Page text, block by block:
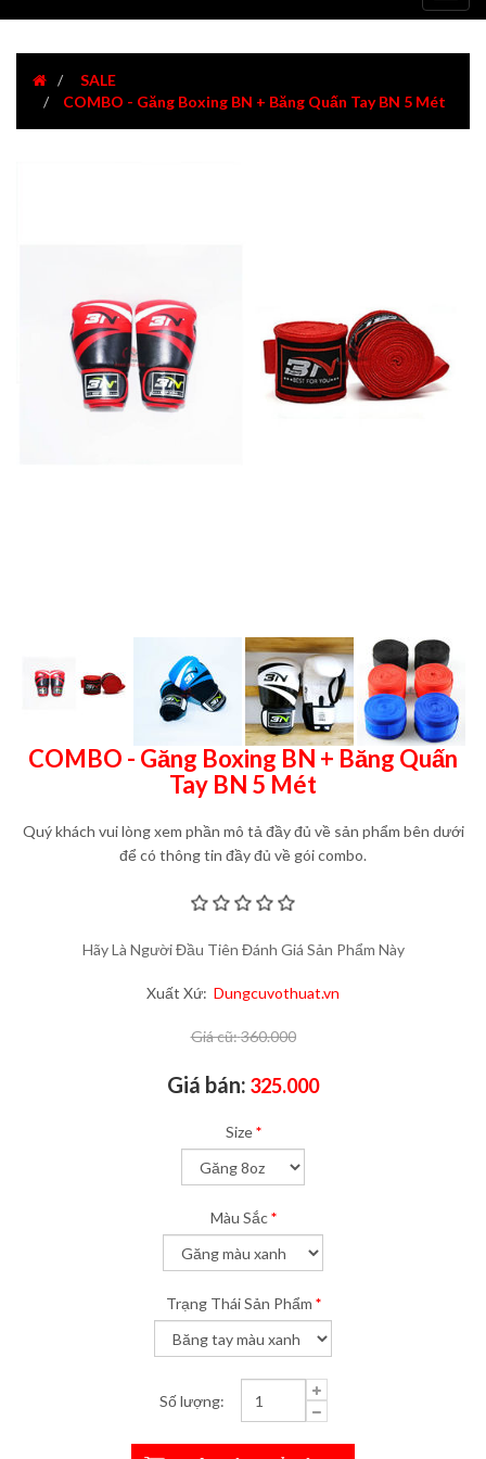
SALE
COMBO - Găng Boxing BN + Băng Quấn Tay BN 5 Mét
COMBO - Găng Boxing BN + Băng Quấn
Tay BN 5 Mét
Quý khách vui lòng xem phần mô tả đầy đủ về sản phẩm bên dưới
để có thông tin đầy đủ về gói combo.
Hãy Là Người Đầu Tiên Đánh Giá Sản Phẩm Này
Xuất Xứ: Dungcuvothuat.vn
Giá cũ:360.000
Giá bán: 325.000
Size *
Màu Sắc *
Trạng Thái Sản Phẩm *
Số lượng: